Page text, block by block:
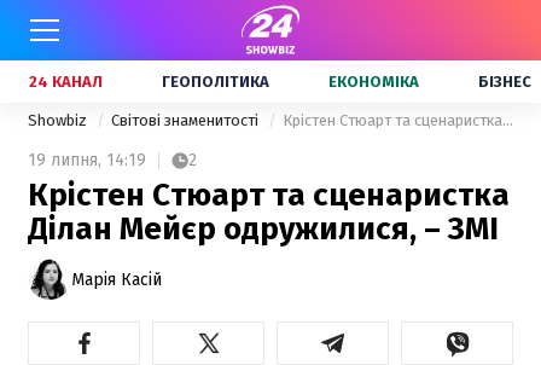
24 КАНАЛ ГЕОПОЛІТИКА ЕКОНОМІКА БІЗНЕС
Showbiz Світові знаменитості Крістен Стюарт та сценаристка Ділан Мейєр одружилися, – ЗМІ
19 липня, 14:19 2
Крістен Стюарт та сценаристка
Ділан Мейєр одружилися, – ЗМІ
Марія Касій